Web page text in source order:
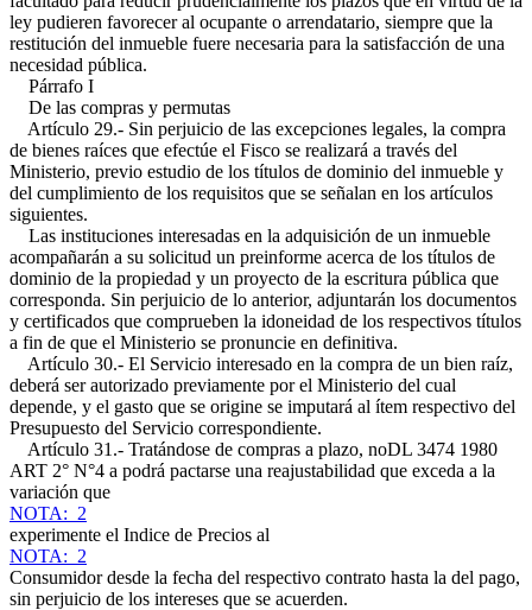
ley pudieren favorecer al ocupante o arrendatario, siempre que la
restitución del inmueble fuere necesaria para la satisfacción de una
necesidad pública.
Párrafo I
De las compras y permutas
Artículo 29.- Sin perjuicio de las excepciones legales, la compra
de bienes raíces que efectúe el Fisco se realizará a través del
Ministerio, previo estudio de los títulos de dominio del inmueble y
del cumplimiento de los requisitos que se señalan en los artículos
siguientes.
Las instituciones interesadas en la adquisición de un inmueble
acompañarán a su solicitud un preinforme acerca de los títulos de
dominio de la propiedad y un proyecto de la escritura pública que
corresponda. Sin perjuicio de lo anterior, adjuntarán los documentos
y certificados que comprueben la idoneidad de los respectivos títulos
a fin de que el Ministerio se pronuncie en definitiva.
Artículo 30.- El Servicio interesado en la compra de un bien raíz,
deberá ser autorizado previamente por el Ministerio del cual
depende, y el gasto que se origine se imputará al ítem respectivo del
Presupuesto del Servicio correspondiente.
Artículo 31.- Tratándose de compras a plazo, noDL 3474 1980
ART 2° N°4 a podrá pactarse una reajustabilidad que exceda a la
variación que
NOTA: 2
experimente el Indice de Precios al
NOTA: 2
Consumidor desde la fecha del respectivo contrato hasta la del pago,
sin perjuicio de los intereses que se acuerden.